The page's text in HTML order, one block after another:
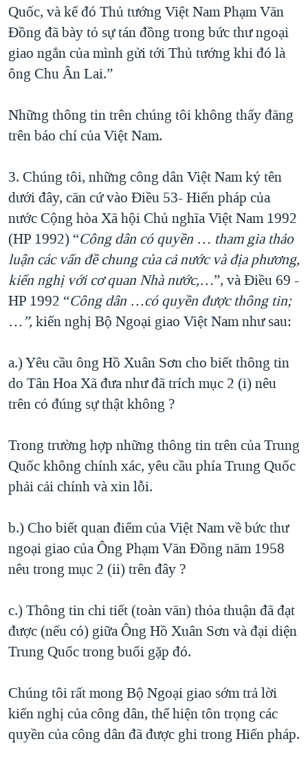
Quốc, và kế đó Thủ tướng Việt Nam Phạm Văn
Đồng đã bày tỏ sự tán đồng trong bức thư ngoại
giao ngắn của mình gửi tới Thủ tướng khi đó là
ông Chu Ân Lai.”
Những thông tin trên chúng tôi không thấy đăng
trên báo chí của Việt Nam.
3. Chúng tôi, những công dân Việt Nam ký tên
dưới đây, căn cứ vào Điều 53- Hiến pháp của
nước Cộng hòa Xã hội Chủ nghĩa Việt Nam 1992
(HP 1992) “Công dân có quyền … tham gia thảo
luận các vấn đề chung của cả nước và địa phương,
kiến nghị với cơ quan Nhà nước,…”, và Điều 69 -
HP 1992 “Công dân …có quyền được thông tin;
…”, kiến nghị Bộ Ngoại giao Việt Nam như sau:
a.) Yêu cầu ông Hồ Xuân Sơn cho biết thông tin
do Tân Hoa Xã đưa như đã trích mục 2 (i) nêu
trên có đúng sự thật không ?
Trong trường hợp những thông tin trên của Trung
Quốc không chính xác, yêu cầu phía Trung Quốc
phải cải chính và xin lỗi.
b.) Cho biết quan điểm của Việt Nam về bức thư
ngoại giao của Ông Phạm Văn Đồng năm 1958
nêu trong mục 2 (ii) trên đây ?
c.) Thông tin chi tiết (toàn văn) thỏa thuận đã đạt
được (nếu có) giữa Ông Hồ Xuân Sơn và đại diện
Trung Quốc trong buổi gặp đó.
Chúng tôi rất mong Bộ Ngoại giao sớm trả lời
kiến nghị của công dân, thể hiện tôn trọng các
quyền của công dân đã được ghi trong Hiến pháp.